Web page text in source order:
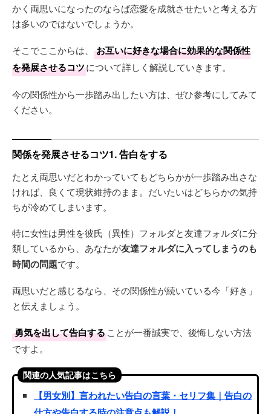
かく両思いになったのならば恋愛を成就させたいと考える方
は多いのではないでしょうか。
そこでここからは、
お互いに好きな場合に効果的な関係性
を発展させるコツについて詳しく解説していきます。
今の関係性から一歩踏み出したい方は、ぜひ参考にしてみて
ください。
関係を発展させるコツ1. 告白をする
たとえ両思いだとわかっていてもどちらかが一歩踏み出さな
ければ、良くて現状維持のまま。だいたいはどちらかの気持
ちが冷めてしまいます。
特に女性は男性を彼氏（異性）フォルダと友達フォルダに分
類しているから、あなたが友達フォルダに入ってしまうのも
時間の問題です。
両思いだと感じるなら、その関係性が続いている今「好き」
と伝えましょう。
勇気を出して告白することが一番誠実で、後悔しない方法
ですよ。
関連の人気記事はこちら
【男女別】言われたい告白の言葉・セリフ集｜告白の